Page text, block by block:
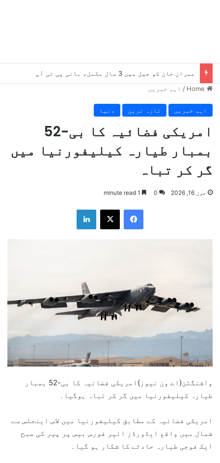
/ اہم خبریں
اہم خبریں تازہ ترین دنیا
امریکی فضائیہ کا بی-52
بمبار طیارہ کیلیفورنیا میں
گر کر تباہ
جون 16, 2026 0
واشنگٹن(اے ون نیوز)امریکی فضائیہ کا بی-52 بمبار
طیارہ کیلیفورنیا میں گر کر تباہ ہوگیا۔
امریکی فضائیہ کے مطابق کیلیفورنیا میں لاس اینجلس سے
شمال میں واقع ایڈورڈز ائیر فورس بیس پر پیر کی صبح
ایک فوجی طیارہ حادثے کا شکار ہو گیا۔